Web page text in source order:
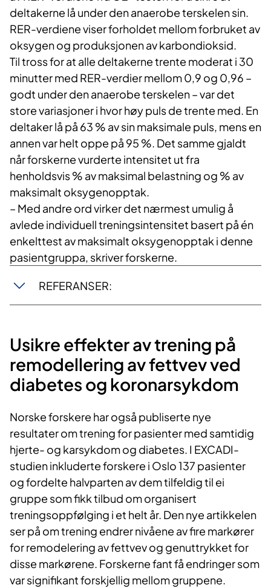
deltakerne lå under den anaerobe terskelen sin.
RER-verdiene viser forholdet mellom forbruket av
oksygen og produksjonen av karbondioksid.
Til tross for at alle deltakerne trente moderat i 30
minutter med RER-verdier mellom 0,9 og 0,96 –
godt under den anaerobe terskelen – var det
store variasjoner i hvor høy puls de trente med. En
deltaker lå på 63 % av sin maksimale puls, mens en
annen var helt oppe på 95 %. Det samme gjaldt
når forskerne vurderte intensitet ut fra
henholdsvis % av maksimal belastning og % av
maksimalt oksygenopptak.
– Med andre ord virker det nærmest umulig å
avlede individuell treningsintensitet basert på én
enkelttest av maksimalt oksygenopptak i denne
pasientgruppa, skriver forskerne.
REFERANSER:
Usikre effekter av trening på
remodellering av fettvev ved
diabetes og koronarsykdom
Norske forskere har også publiserte nye
resultater om trening for pasienter med samtidig
hjerte- og karsykdom og diabetes. I EXCADI-
studien inkluderte forskere i Oslo 137 pasienter
og fordelte halvparten av dem tilfeldig til ei
gruppe som fikk tilbud om organisert
treningsoppfølging i et helt år. Den nye artikkelen
ser på om trening endrer nivåene av fire markører
for remodelering av fettvev og genuttrykket for
disse markørene. Forskerne fant få endringer som
var signifikant forskjellig mellom gruppene.